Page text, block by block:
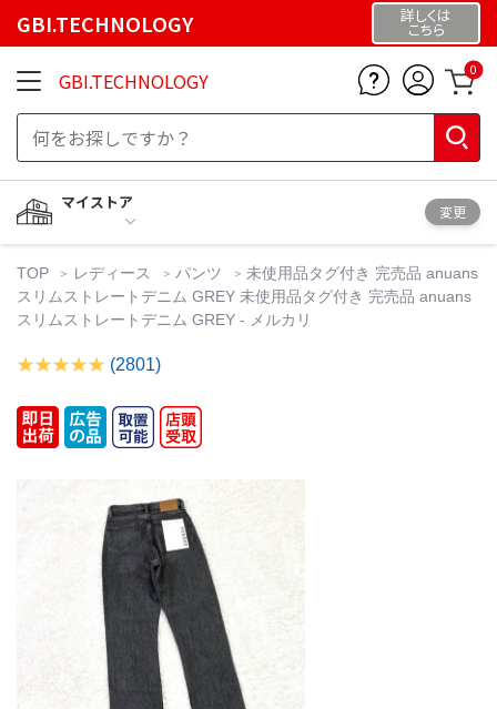
GBI.TECHNOLOGY 詳しくは
こちら
GBI.TECHNOLOGY 0
マイストア
変更
TOP レディース パンツ
未使用品タグ付き 完売品 anuans
スリムストレートデニム GREY 未使用品タグ付き 完売品 anuans
スリムストレートデニム GREY - メルカリ
(2801)